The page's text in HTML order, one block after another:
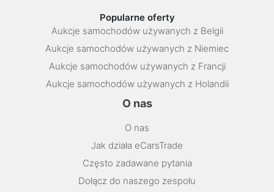
Popularne oferty
Aukcje samochodów używanych z Belgii
Aukcje samochodów używanych z Niemiec
Aukcje samochodów używanych z Francji
Aukcje samochodów używanych z Holandii
O nas
O nas
Jak działa eCarsTrade
Często zadawane pytania
Dołącz do naszego zespołu